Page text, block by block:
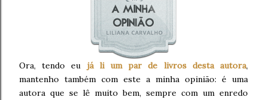
Ora, tendo eu já li um par de livros desta autora,
mantenho também com este a minha opinião: é uma
autora que se lê muito bem, sempre com um enredo